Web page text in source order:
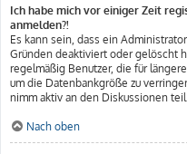
Ich habe mich vor einiger Zeit
anmelden?!
Es kann sein, dass ein
Gründen deaktiviert oder gelöscht
regelmäßig Benutzer, die für
um die Datenbankgröße zu
nimm aktiv an den Diskussionen
Nach oben